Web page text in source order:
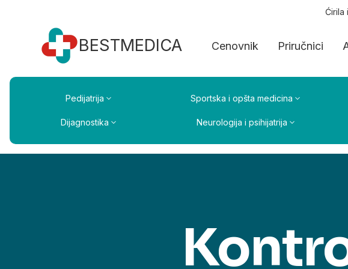
Ćirila
BESTMEDICA Cenovnik Priručnici
Pedijatrija Sportska i opšta medicina
Dijagnostika Neurologija i psihijatrija